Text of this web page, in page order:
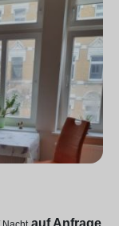
auf Anfrage